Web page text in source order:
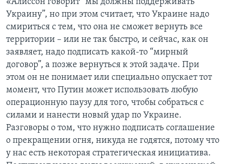
«Алиссон говорит “мы должны поддерживать
Украину”, но при этом считает, что Украине надо
смириться с тем, что она не сможет вернуть все
территории – или не так быстро, и сейчас, как он
заявляет, надо подписать какой-то “мирный
договор”, а позже вернуться к этой задаче. При
этом он не понимает или специально опускает тот
момент, что Путин может использовать любую
операционную паузу для того, чтобы собраться с
силами и нанести новый удар по Украине.
Разговоры о том, что нужно подписать соглашение
о прекращении огня, никуда не годятся, потому что
у нас есть некоторая стратегическая инициатива.